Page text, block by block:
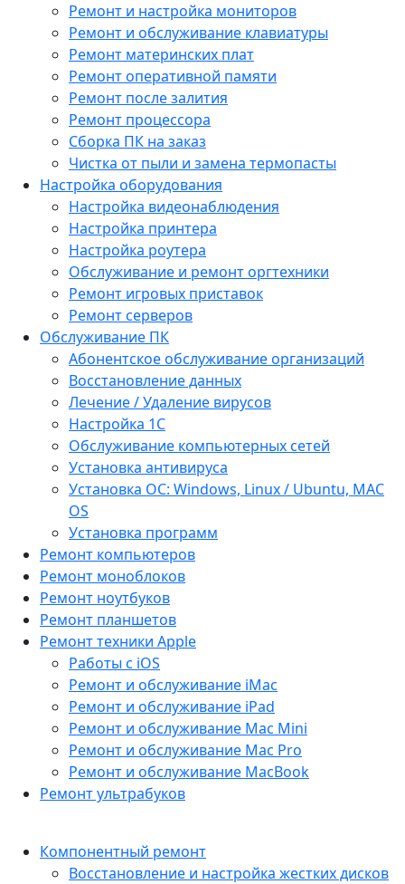
Ремонт и настройка мониторов
Ремонт и обслуживание клавиатуры
Ремонт материнских плат
Ремонт оперативной памяти
Ремонт после залития
Ремонт процессора
Сборка ПК на заказ
Чистка от пыли и замена термопасты
Настройка оборудования
Настройка видеонаблюдения
Настройка принтера
Настройка роутера
Обслуживание и ремонт оргтехники
Ремонт игровых приставок
Ремонт серверов
Обслуживание ПК
Абонентское обслуживание организаций
Восстановление данных
Лечение / Удаление вирусов
Настройка 1С
Обслуживание компьютерных сетей
Установка антивируса
Установка ОС: Windows, Linux / Ubuntu, МАС
OS
Установка программ
Ремонт компьютеров
Ремонт моноблоков
Ремонт ноутбуков
Ремонт планшетов
Ремонт техники Apple
Работы с iOS
Ремонт и обслуживание iMac
Ремонт и обслуживание iPad
Ремонт и обслуживание Mac Mini
Ремонт и обслуживание Mac Pro
Ремонт и обслуживание MacBook
Ремонт ультрабуков
Компонентный ремонт
Восстановление и настройка жестких дисков